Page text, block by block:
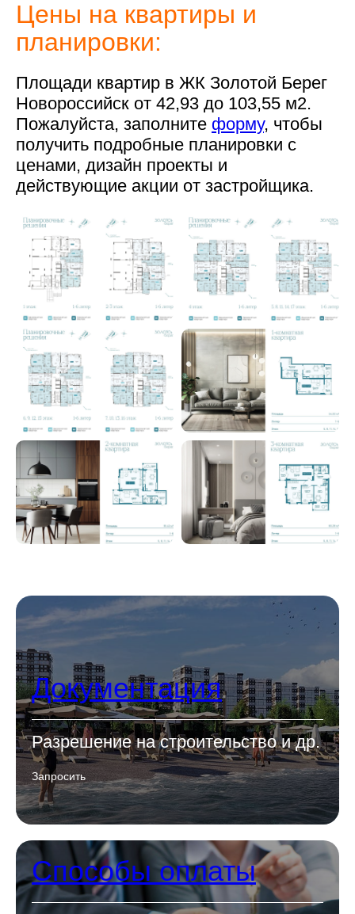
Цены на квартиры и
планировки:
Площади квартир в ЖК Золотой Берег
Новороссийск от 42,93 до 103,55 м2.
Пожалуйста, заполните форму, чтобы
получить подробные планировки с
ценами, дизайн проекты и
действующие акции от застройщика.
Документация
Разрешение на строительство и др.
Запросить
Способы оплаты